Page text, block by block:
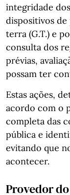
integridade
dispositivos
terra (G.T.) e
consulta dos
prévias,
possam ter
Estas ações,
acordo com o
completa das
pública e
evitando que
acontecer.
Provedor